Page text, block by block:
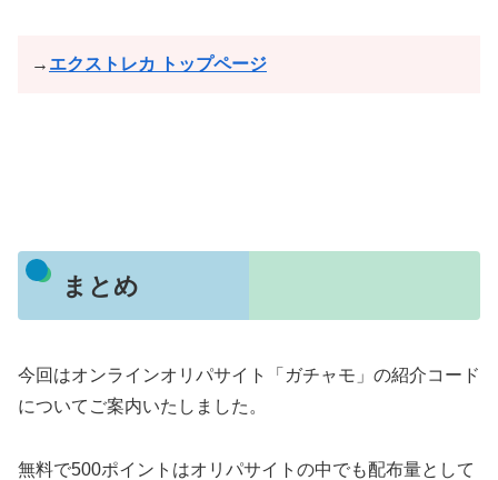
→ エクストレカ トップページ
まとめ
今回はオンラインオリパサイト「ガチャモ」の紹介コード
についてご案内いたしました。
無料で500ポイントはオリパサイトの中でも配布量として